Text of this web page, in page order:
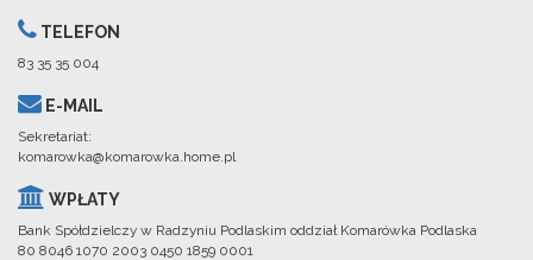
TELEFON
83 35 35 004
E-MAIL
Sekretariat:
komarowka@komarowka.home.pl
WPŁATY
Bank Spółdzielczy w Radzyniu Podlaskim oddział Komarówka Podlaska
80 8046 1070 2003 0450 1859 0001